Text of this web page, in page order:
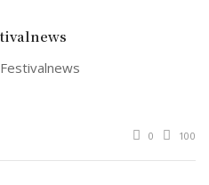
0 100